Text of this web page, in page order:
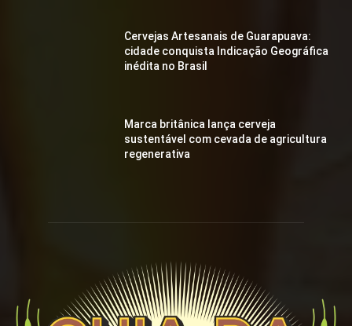
Cervejas Artesanais de Guarapuava:
cidade conquista Indicação Geográfica
inédita no Brasil
Marca britânica lança cerveja
sustentável com cevada de agricultura
regenerativa